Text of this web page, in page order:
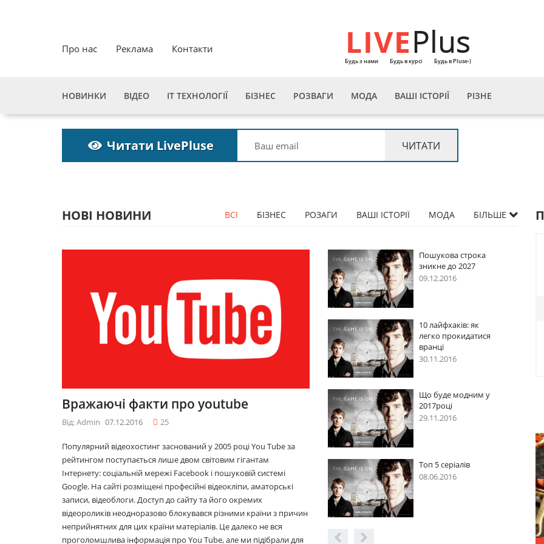
Про нас Реклама Контакти LIVEPlus
Будь з нами Будь в курсі Будь в Pluse-)
НОВИНКИ ВІДЕО ІТ ТЕХНОЛОГІЇ БІЗНЕС РОЗВАГИ МОДА ВАШІ ІСТОРІЇ РІЗНЕ
Читати LivePluse
НОВІ НОВИНИ ВСІ БІЗНЕС РОЗАГИ ВАШІ ІСТОРІЇ МОДА БІЛЬШЕ
Вражаючі факти про youtube
Від: Admin 07.12.2016 25
Популярний відеохостинг заснований у 2005 році You Tube за
рейтингом поступається лише двом світовим гігантам
Інтернету: соціальній мережі Facebook і пошуковій системі
Google. На сайті розміщені професійні відеокліпи, аматорські
записи, відеоблоги. Доступ до сайту та його окремих
відеороликів неодноразово блокувався різними країни з причин
неприйнятних для цих країни матеріалів. Це далеко не вся
проголомшлива інформація про You Tube, але ми підібрали для
09.12.2016
легко прокидатися
вранці
30.11.2016
2017році
Топ 5 серіалів
08.06.2016
Пошукова строка
зникне до 2027
09.12.2016
10 лайфхаків: як
легко прокидатися
вранці
30.11.2016
Що буде модним у
2017році
29.11.2016
Топ 5 серіалів
08.06.2016
Топ